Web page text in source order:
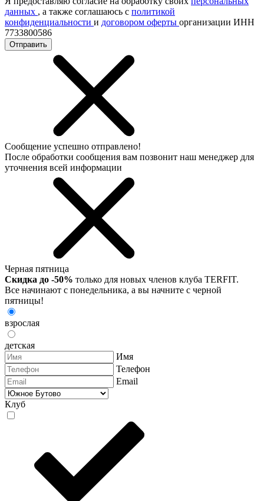
данных , а также соглашаюсь с политикой
конфиденциальности и договором оферты организации ИНН
7733800586
Отправить
Сообщение успешно отправлено!
После обработки сообщения вам позвонит наш менеджер для
уточнения всей информации
Черная пятница
Скидка до -50% только для новых членов клуба TERFIT.
Все начинают с понедельника, а вы начните с черной
пятницы!
взрослая
детская
Имя
Телефон
Email
Клуб